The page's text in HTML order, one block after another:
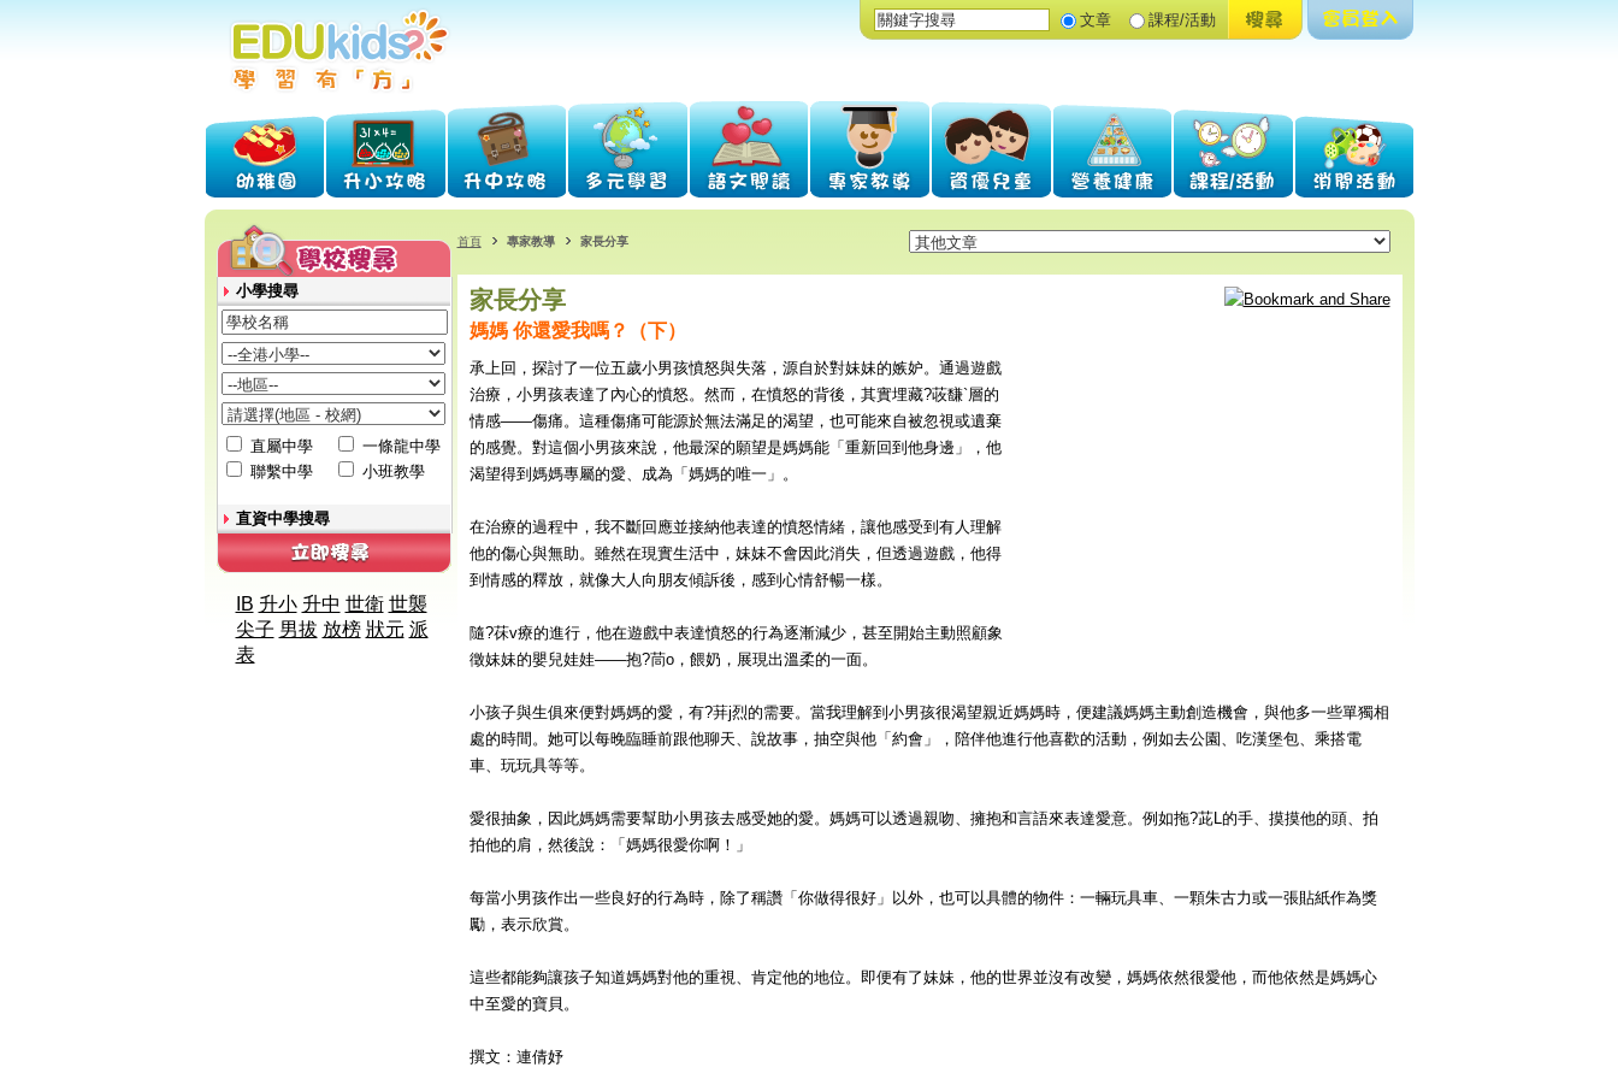
文章 課程/活動
小學搜尋
直屬中學
一條龍中學
聯繫中學
小班教學
直資中學搜尋
IB 升小 升中 世衛 世襲
尖子 男拔 放榜 狀元 派
表
首頁 專家教導 家長分享
家長分享
媽媽 你還愛我嗎？（下）
承上回，探討了一位五歲小男孩憤怒與失落，源自於對妹妹的嫉妒。通過遊戲
治療，小男孩表達了內心的憤怒。然而，在憤怒的背後，其實埋藏?荍馦`層的
情感——傷痛。這種傷痛可能源於無法滿足的渴望，也可能來自被忽視或遺棄
的感覺。對這個小男孩來說，他最深的願望是媽媽能「重新回到他身邊」，他
渴望得到媽媽專屬的愛、成為「媽媽的唯一」。
在治療的過程中，我不斷回應並接納他表達的憤怒情緒，讓他感受到有人理解
他的傷心與無助。雖然在現實生活中，妹妹不會因此消失，但透過遊戲，他得
到情感的釋放，就像大人向朋友傾訴後，感到心情舒暢一樣。
隨?茠v療的進行，他在遊戲中表達憤怒的行為逐漸減少，甚至開始主動照顧象
徵妹妹的嬰兒娃娃——抱?茼o，餵奶，展現出溫柔的一面。
小孩子與生俱來便對媽媽的愛，有?荓j烈的需要。當我理解到小男孩很渴望親近媽媽時，便建議媽媽主動創造機會，與他多一些單獨相
處的時間。她可以每晚臨睡前跟他聊天、說故事，抽空與他「約會」，陪伴他進行他喜歡的活動，例如去公園、吃漢堡包、乘搭電
車、玩玩具等等。
愛很抽象，因此媽媽需要幫助小男孩去感受她的愛。媽媽可以透過親吻、擁抱和言語來表達愛意。例如拖?茈L的手、摸摸他的頭、拍
拍他的肩，然後說：「媽媽很愛你啊！」
每當小男孩作出一些良好的行為時，除了稱讚「你做得很好」以外，也可以具體的物件：一輛玩具車、一顆朱古力或一張貼紙作為獎
勵，表示欣賞。
這些都能夠讓孩子知道媽媽對他的重視、肯定他的地位。即便有了妹妹，他的世界並沒有改變，媽媽依然很愛他，而他依然是媽媽心
中至愛的寶貝。
撰文：連倩妤